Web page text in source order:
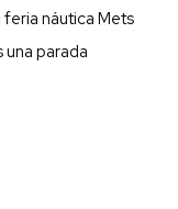
feria náutica Mets
parada